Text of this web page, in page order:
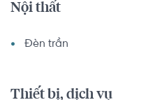
Nội thất
Đèn trần
Thiết bị, dịch vụ